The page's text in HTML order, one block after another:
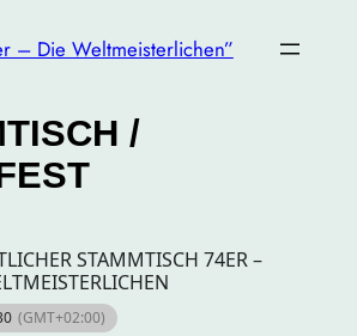
– Die Weltmeisterlichen”
/
STAMMTISCH 74ER –
(GMT+02:00)